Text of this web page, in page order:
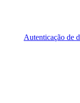
Autenticação de